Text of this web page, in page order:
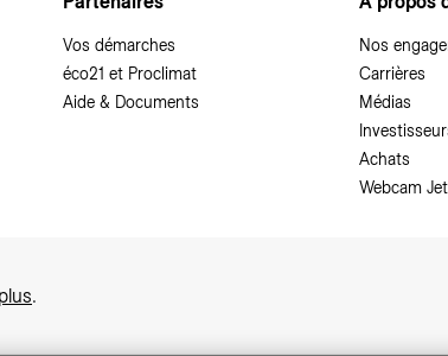
Vos démarches
éco21 et Proclimat
Aide & Documents
Nos
Carrières
Médias
Achats
Webcam
.